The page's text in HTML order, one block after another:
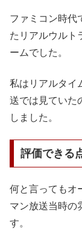
ファミコン時代
たリアルウルト
ームでした。
私はリアルタイ
送では見ていた
しました。
評価できる
何と言ってもオ
マン放送当時の
す。